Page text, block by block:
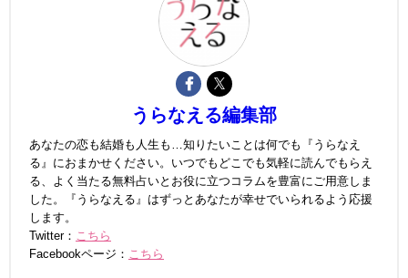
うらなえる編集部
あなたの恋も結婚も人生も…知りたいことは何でも『うらなえ
る』におまかせください。いつでもどこでも気軽に読んでもらえ
る、よく当たる無料占いとお役に立つコラムを豊富にご用意しま
した。『うらなえる』はずっとあなたが幸せでいられるよう応援
します。
Twitter：
こちら
Facebookページ：
こちら